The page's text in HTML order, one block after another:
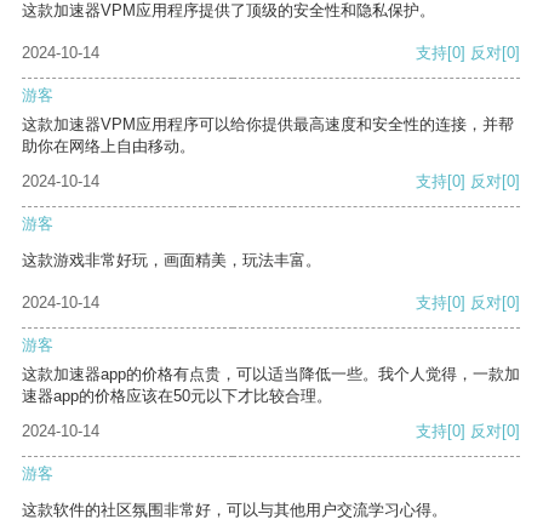
这款加速器VPM应用程序提供了顶级的安全性和隐私保护。
2024-10-14 支持[0] 反对[0]
游客
这款加速器VPM应用程序可以给你提供最高速度和安全性的连接，并帮
助你在网络上自由移动。
2024-10-14
支持[0] 反对[0]
游客
这款游戏非常好玩，画面精美，玩法丰富。
2024-10-14 支持[0] 反对[0]
游客
这款加速器app的价格有点贵，可以适当降低一些。我个人觉得，一款加
速器app的价格应该在50元以下才比较合理。
2024-10-14
支持[0] 反对[0]
游客
这款软件的社区氛围非常好，可以与其他用户交流学习心得。